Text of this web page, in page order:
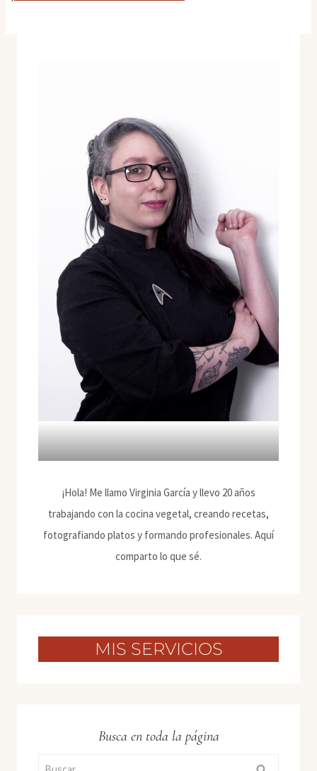
¡Hola! Me llamo Virginia García y llevo 20 años
trabajando con la cocina vegetal, creando recetas,
fotografiando platos y formando profesionales. Aquí
comparto lo que sé.
MIS SERVICIOS
Busca en toda la página
Buscar: